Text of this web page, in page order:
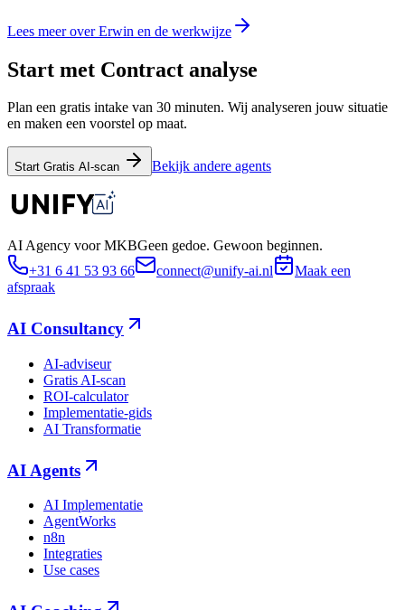
Lees meer over Erwin en de werkwijze
Start met Contract analyse
Plan een gratis intake van 30 minuten. Wij analyseren jouw situatie
en maken een voorstel op maat.
Start Gratis AI-scan Bekijk andere agents
AI Agency voor MKBGeen gedoe. Gewoon beginnen.
+31 6 41 53 93 66
connect@unify-ai.nl
Maak een
afspraak
AI Consultancy
AI-adviseur
Gratis AI-scan
ROI-calculator
Implementatie-gids
AI Transformatie
AI Agents
AI Implementatie
AgentWorks
n8n
Integraties
Use cases